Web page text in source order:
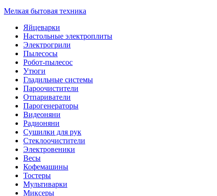
Мелкая бытовая техника
Яйцеварки
Настольные электроплиты
Электрогрили
Пылесосы
Робот-пылесос
Утюги
Гладильные системы
Пароочистители
Отпариватели
Парогенераторы
Видеоняни
Радионяни
Сушилки для рук
Стеклоочистители
Электровеники
Весы
Кофемашины
Тостеры
Мультиварки
Миксеры